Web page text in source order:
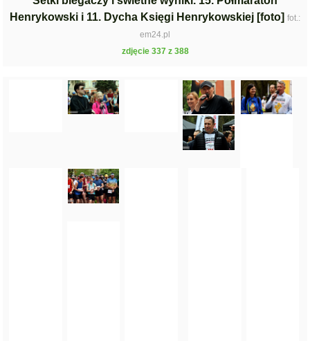
Henrykowski i 11. Dycha Księgi Henrykowskiej [foto] fot.:
em24.pl
zdjęcie 337 z 388